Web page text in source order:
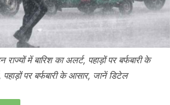
में बारिश का अलर्ट, पहाड़ों पर बर्फबारी के
पर बर्फबारी के आसार, जानें डिटेल